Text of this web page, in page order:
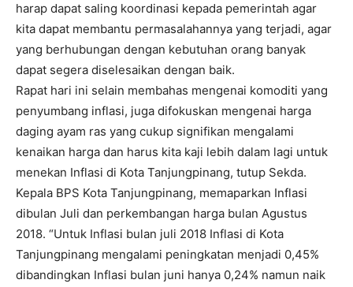
harap dapat saling koordinasi kepada pemerintah agar
kita dapat membantu permasalahannya yang terjadi, agar
yang berhubungan dengan kebutuhan orang banyak
dapat segera diselesaikan dengan baik.
Rapat hari ini selain membahas mengenai komoditi yang
penyumbang inflasi, juga difokuskan mengenai harga
daging ayam ras yang cukup signifikan mengalami
kenaikan harga dan harus kita kaji lebih dalam lagi untuk
menekan Inflasi di Kota Tanjungpinang, tutup Sekda.
Kepala BPS Kota Tanjungpinang, memaparkan Inflasi
dibulan Juli dan perkembangan harga bulan Agustus
2018. “Untuk Inflasi bulan juli 2018 Inflasi di Kota
Tanjungpinang mengalami peningkatan menjadi 0,45%
dibandingkan Inflasi bulan juni hanya 0,24% namun naik